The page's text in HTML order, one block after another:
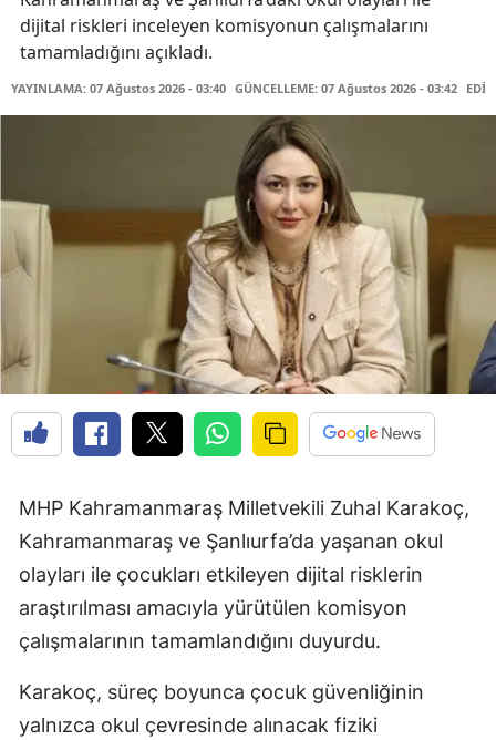
dijital riskleri inceleyen komisyonun çalışmalarını
tamamladığını açıkladı.
YAYINLAMA: 07 Ağustos 2026 - 03:40 GÜNCELLEME: 07 Ağustos 2026 - 03:42
MHP Kahramanmaraş Milletvekili Zuhal Karakoç,
Kahramanmaraş ve Şanlıurfa’da yaşanan okul
olayları ile çocukları etkileyen dijital risklerin
araştırılması amacıyla yürütülen komisyon
çalışmalarının tamamlandığını duyurdu.
Karakoç, süreç boyunca çocuk güvenliğinin
yalnızca okul çevresinde alınacak fiziki